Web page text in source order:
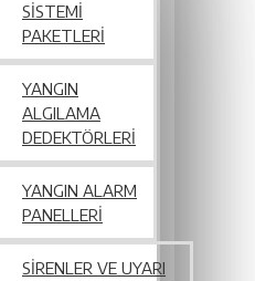
SISTEMI
PAKETLERI
YANGIN
ALGILAMA
DEDEKTÖRLERI
YANGIN ALARM
PANELLERI
SIRENLER VE UYARI